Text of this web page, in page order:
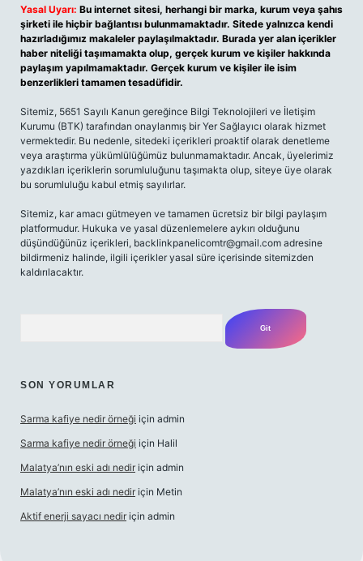
Yasal Uyarı: Bu internet sitesi, herhangi bir marka, kurum veya şahıs
şirketi ile hiçbir bağlantısı bulunmamaktadır. Sitede yalnızca kendi
hazırladığımız makaleler paylaşılmaktadır. Burada yer alan içerikler
haber niteliği taşımamakta olup, gerçek kurum ve kişiler hakkında
paylaşım yapılmamaktadır. Gerçek kurum ve kişiler ile isim
benzerlikleri tamamen tesadüfidir.
Sitemiz, 5651 Sayılı Kanun gereğince Bilgi Teknolojileri ve İletişim
Kurumu (BTK) tarafından onaylanmış bir Yer Sağlayıcı olarak hizmet
vermektedir. Bu nedenle, sitedeki içerikleri proaktif olarak denetleme
veya araştırma yükümlülüğümüz bulunmamaktadır. Ancak, üyelerimiz
yazdıkları içeriklerin sorumluluğunu taşımakta olup, siteye üye olarak
bu sorumluluğu kabul etmiş sayılırlar.
Sitemiz, kar amacı gütmeyen ve tamamen ücretsiz bir bilgi paylaşım
platformudur. Hukuka ve yasal düzenlemelere aykırı olduğunu
düşündüğünüz içerikleri, backlinkpanelicomtr@gmail.com adresine
bildirmeniz halinde, ilgili içerikler yasal süre içerisinde sitemizden
kaldırılacaktır.
SON YORUMLAR
Sarma kafiye nedir örneği için admin
Sarma kafiye nedir örneği için Halil
Malatya’nın eski adı nedir için admin
Malatya’nın eski adı nedir için Metin
Aktif enerji sayacı nedir için admin